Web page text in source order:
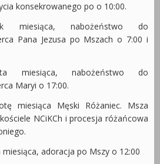
konsekrowanego po o 10:00.
miesiąca, nabożeństwo do
Pana Jezusa po Mszach o 7:00 i
miesiąca, nabożeństwo do
Maryi o 17:00.
miesiąca Męski Różaniec. Msza
NCiKCh i procesja różańcowa
miesiąca, adoracja po Mszy o 12:00